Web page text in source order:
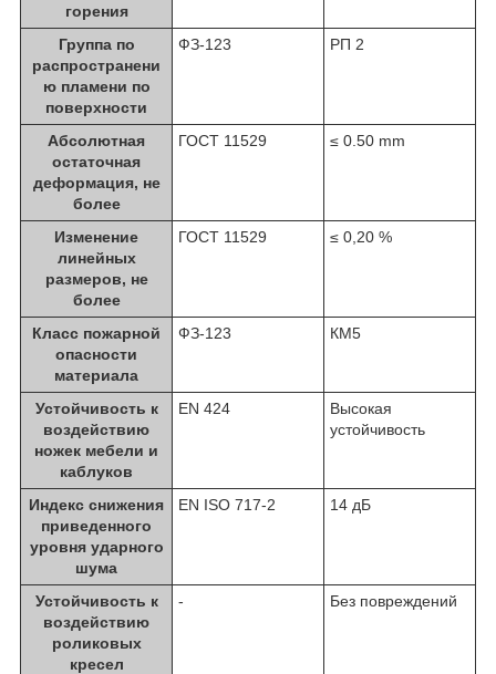
горения
Группа по
распространени
ю пламени по
поверхности
ФЗ-123 РП 2
Абсолютная
остаточная
деформация, не
более
ГОСТ 11529 ≤ 0.50 mm
Изменение
линейных
размеров, не
более
ГОСТ 11529 ≤ 0,20 %
Класс пожарной
опасности
материала
ФЗ-123 КМ5
Устойчивость к
воздействию
ножек мебели и
каблуков
EN 424
Высокая
устойчивость
Индекс снижения
приведенного
уровня ударного
шума
EN ISO 717-2 14 дБ
Устойчивость к
воздействию
роликовых
кресел
- Без повреждений